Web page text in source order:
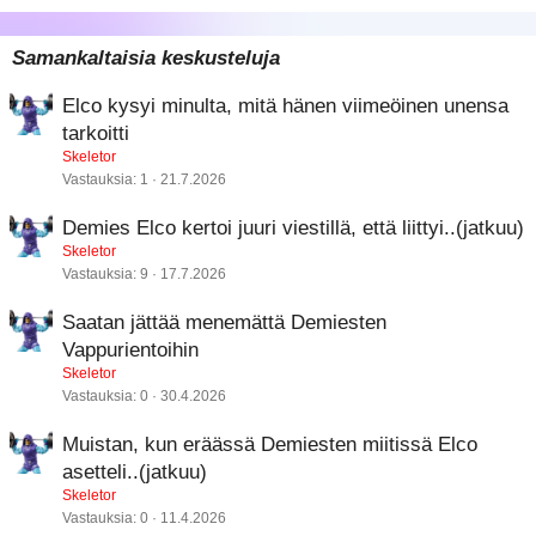
22
Times New Roman
Trebuchet MS
Verdana
Samankaltaisia keskusteluja
Elco kysyi minulta, mitä hänen viimeöinen unensa
tarkoitti
Skeletor
Vastauksia 1 21.7.2026
Demies Elco kertoi juuri viestillä, että liittyi..(jatkuu)
Skeletor
Vastauksia 9 17.7.2026
Saatan jättää menemättä Demiesten
Vappurientoihin
Skeletor
Vastauksia 0 30.4.2026
Muistan, kun eräässä Demiesten miitissä Elco
asetteli..(jatkuu)
Skeletor
Vastauksia 0 11.4.2026